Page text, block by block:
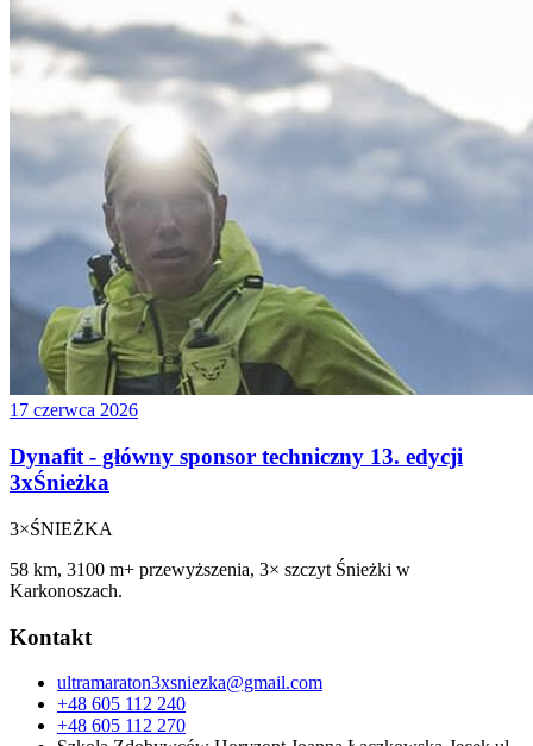
17 czerwca 2026
Dynafit - główny sponsor techniczny 13. edycji
3xŚnieżka
3×ŚNIEŻKA
58 km, 3100 m+ przewyższenia, 3× szczyt Śnieżki w
Karkonoszach.
Kontakt
ultramaraton3xsniezka@gmail.com
+48 605 112 240
+48 605 112 270